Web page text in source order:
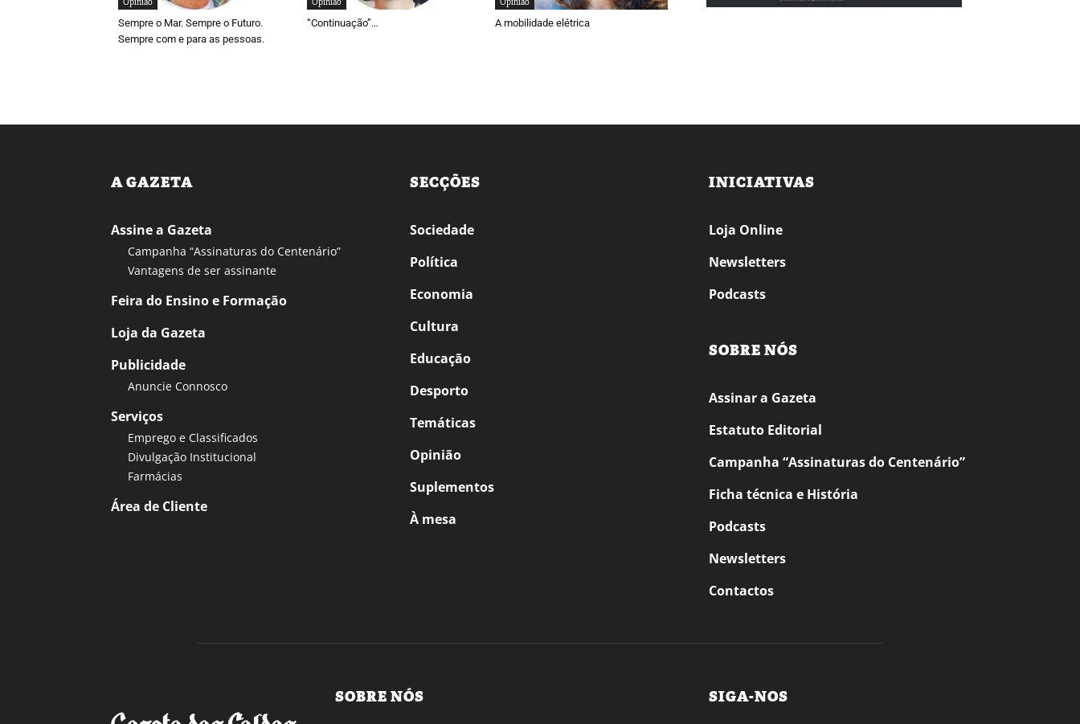
Sempre o Mar. Sempre o Futuro.
Sempre com e para as pessoas.
“Continuação”… A mobilidade elétrica
A GAZETA
Assine a Gazeta
Campanha “Assinaturas do Centenário”
Vantagens de ser assinante
Feira do Ensino e Formação
Loja da Gazeta
Publicidade
Anuncie Connosco
Serviços
Emprego e Classificados
Divulgação Institucional
Farmácias
Área de Cliente
SECÇÕES
Sociedade
Política
Economia
Cultura
Educação
Desporto
Temáticas
Opinião
Suplementos
À mesa
INICIATIVAS
Loja Online
Newsletters
Podcasts
SOBRE NÓS
Assinar a Gazeta
Estatuto Editorial
Campanha “Assinaturas do Centenário”
Ficha técnica e História
Podcasts
Newsletters
Contactos
SOBRE NÓS SIGA-NOS